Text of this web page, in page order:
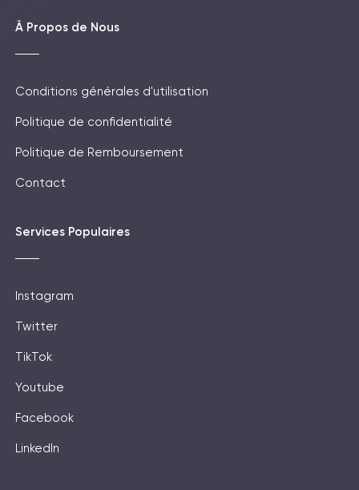
Â Propos de Nous
Conditions générales d'utilisation
Politique de confidentialité
Politique de Remboursement
Contact
Services Populaires
Instagram
Twitter
TikTok
Youtube
Facebook
LinkedIn